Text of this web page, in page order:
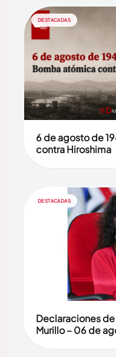
DESTACADAS
6 de agosto de
contra Hiroshima
DESTACADAS
Declaraciones
Murillo – 06 de